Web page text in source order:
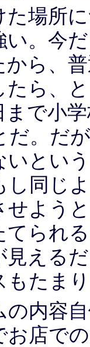
た場所
い。今
から、
たら、
まで小
だ。だ
いとい
し同じ
せよう
てられ
見える
もたま
の内容
お店で